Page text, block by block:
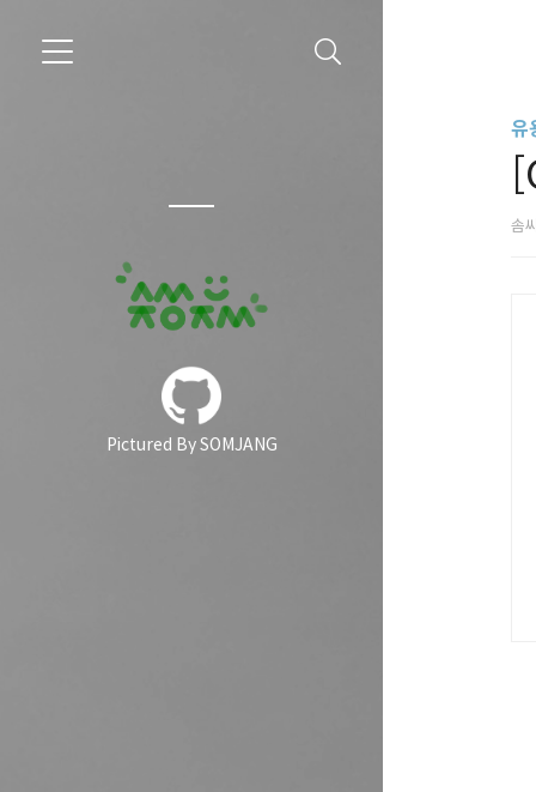
Pictured By SOMJANG
유
솜